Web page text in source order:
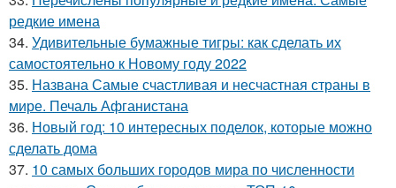
редкие имена
34. Удивительные бумажные тигры: как сделать их
самостоятельно к Новому году 2022
35. Названа Самые счастливая и несчастная страны в
мире. Печаль Афганистана
36. Новый год: 10 интересных поделок, которые можно
сделать дома
37. 10 самых больших городов мира по численности